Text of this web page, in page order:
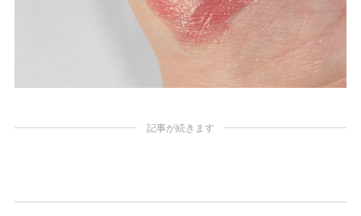
記事が続きます